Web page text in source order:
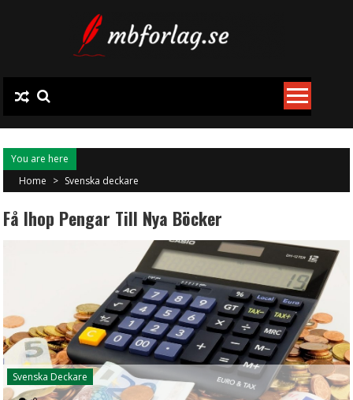
You are here
Home > Svenska deckare
Få Ihop Pengar Till Nya Böcker
Svenska Deckare